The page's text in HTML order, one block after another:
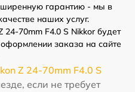
гарантию - мы в
наших услуг.
24-70mm F4.0 S Nikkor будет
заказа на сайте
Z 24-70mm F4.0 S
если не требует